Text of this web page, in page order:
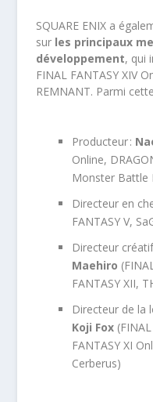
SQUARE ENIX a
sur les principaux
développement, qui
FINAL FANTASY XIV
REMNANT. Parmi
Producteur :
Online,
Monster Battle
Directeur en
FANTASY V,
Directeur
Maehiro
FANTASY XII,
Directeur de la
Koji Fox
FANTASY XI
Cerberus)